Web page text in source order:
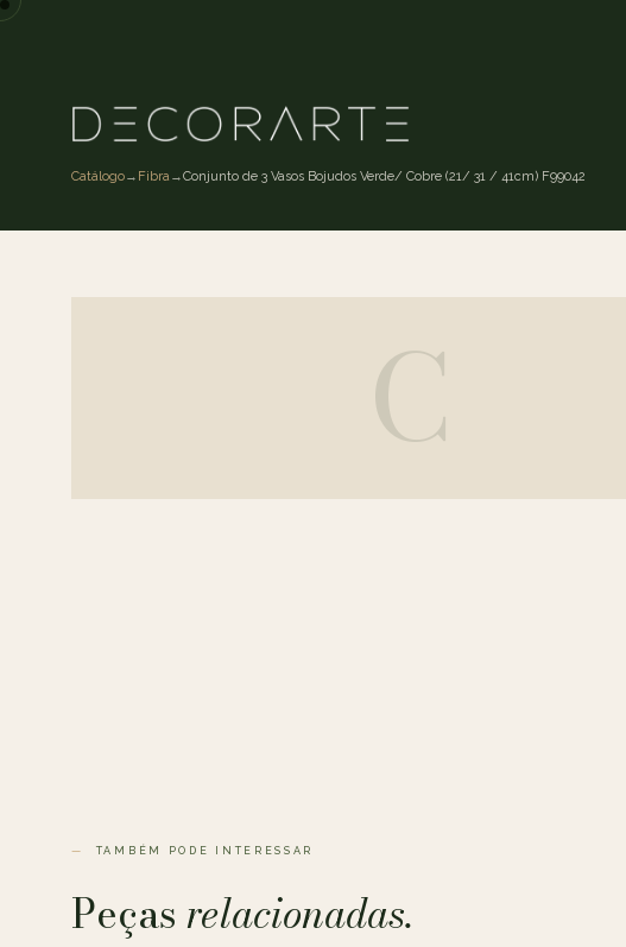
Catálogo→ Fibra→Conjunto de 3 Vasos Bojudos Verde/ Cobre (21/ 31 / 41cm) F99042
C
TAMBÉM PODE INTERESSAR
Peçasrelacionadas.